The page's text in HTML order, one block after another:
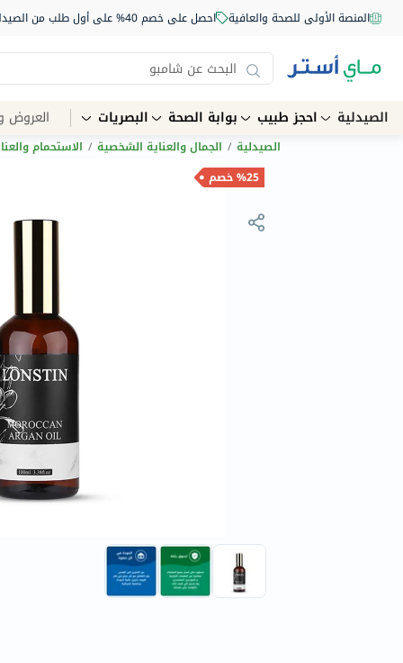
المنصة الأولى للصحة والعافية احصل على خصم 40% على أول طلب من الصيدلية أونلاين استخدم الكود: NEW40
الصيدلية احجز طبيب بوابة الصحة البصريات العروض
الصيدلية / الجمال والعناية الشخصية / الاستحمام
%25 خصم